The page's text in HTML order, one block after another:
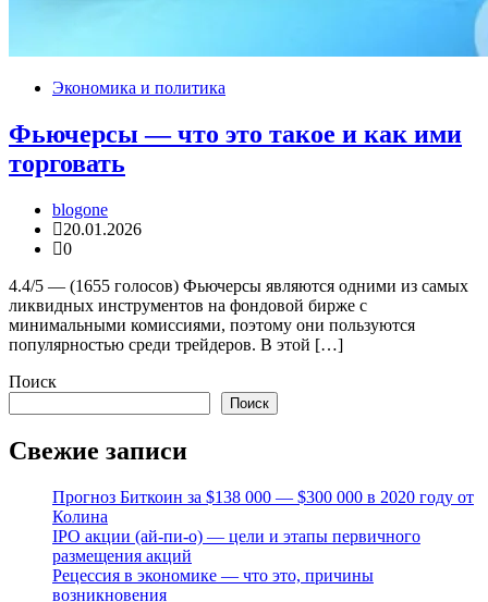
Экономика и политика
Фьючерсы — что это такое и как ими
торговать
blogone
20.01.2026
0
4.4/5 — (1655 голосов) Фьючерсы являются одними из самых
ликвидных инструментов на фондовой бирже с
минимальными комиссиями, поэтому они пользуются
популярностью среди трейдеров. В этой […]
Поиск
Поиск
Свежие записи
Прогноз Биткоин за $138 000 — $300 000 в 2020 году от
Колина
IPO акции (ай-пи-о) — цели и этапы первичного
размещения акций
Рецессия в экономике — что это, причины
возникновения